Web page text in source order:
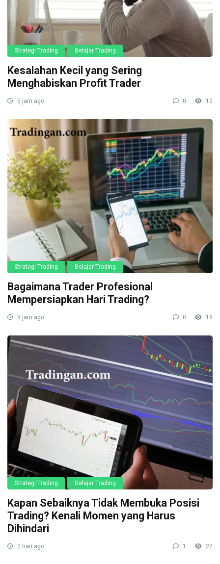
Strategi Trading Belajar Trading
Kesalahan Kecil yang Sering
Menghabiskan Profit Trader
5 jam ago 0 12
Strategi Trading Belajar Trading
Bagaimana Trader Profesional
Mempersiapkan Hari Trading?
5 jam ago 0 16
Strategi Trading Belajar Trading
Kapan Sebaiknya Tidak Membuka Posisi
Trading? Kenali Momen yang Harus
Dihindari
2 hari ago 1 27